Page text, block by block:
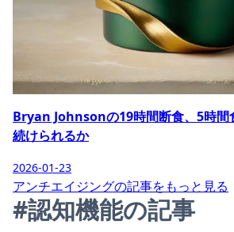
Bryan Johnsonの19時間断食、5時間
続けられるか
2026-01-23
アンチエイジングの記事をもっと見る
#認知機能の記事